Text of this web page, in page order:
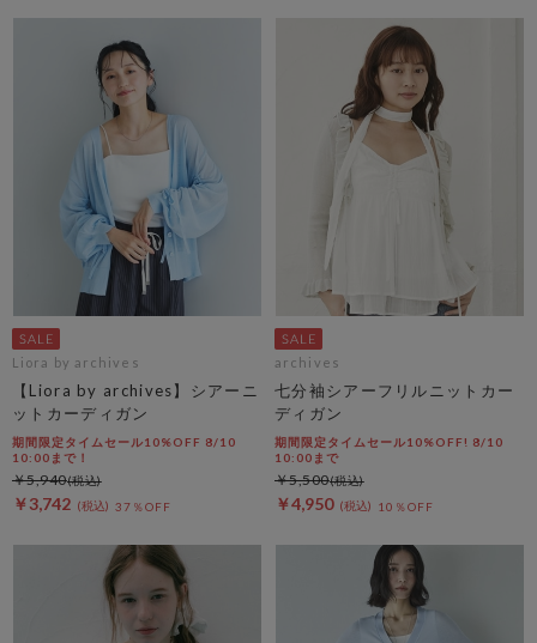
Liora by archives
【Liora by archives】シアーニ
ットカーディガン
期間限定タイムセール10%OFF 8/10
10:00まで！
￥3,742 37％OFF
￥5,940
archives
七分袖シアーフリルニットカー
ディガン
期間限定タイムセール10%OFF! 8/10
10:00まで
￥4,950 10％OFF
￥5,500